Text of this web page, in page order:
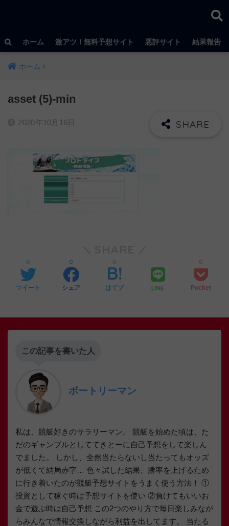
ホーム 激アツ！無料予想サイト 悪評サイト 結果報告
ホーム
asset (5)-min
2020年10月16日
ツイート
0
シェア
0
はてブ
0
LINE Pocket
0
この記事を書いた人
ボートリーマン
私は、競艇好きのサラリーマン。 競艇を始めた頃は、た
だのギャンブルとしててきとーに自己予想をして楽しん
でました。 しかし、全然当たらないし当たってもオッズ
が低くて結局赤字… 色々試した結果、勝率を上げるため
に行き着いたのが競艇予想サイトをうまく使う方法！ ①
投資として稼ぐ時は予想サイトを使い ②負けてもいいお
金で遊ぶ時は自己予想 この2つのやり方で毎日楽しみなが
らみんなで情報交換しながら利益を出してます。 当たる